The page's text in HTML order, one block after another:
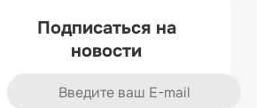
Подписаться на
новости